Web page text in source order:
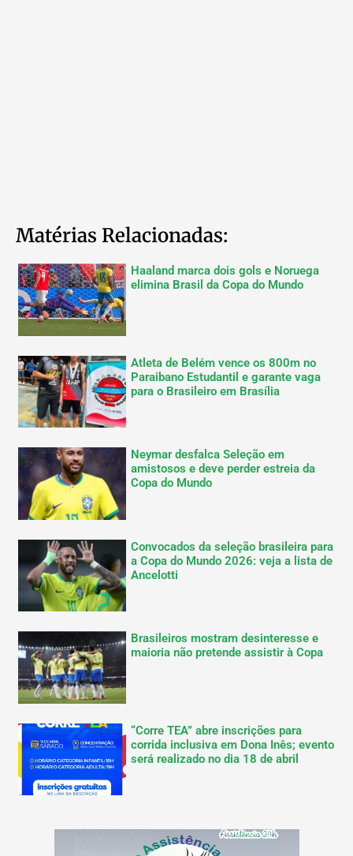
Matérias Relacionadas:
Haaland marca dois gols e Noruega
elimina Brasil da Copa do Mundo
Atleta de Belém vence os 800m no
Paraibano Estudantil e garante vaga
para o Brasileiro em Brasília
Neymar desfalca Seleção em
amistosos e deve perder estreia da
Copa do Mundo
Convocados da seleção brasileira para
a Copa do Mundo 2026: veja a lista de
Ancelotti
Brasileiros mostram desinteresse e
maioria não pretende assistir à Copa
“Corre TEA” abre inscrições para
corrida inclusiva em Dona Inês; evento
será realizado no dia 18 de abril